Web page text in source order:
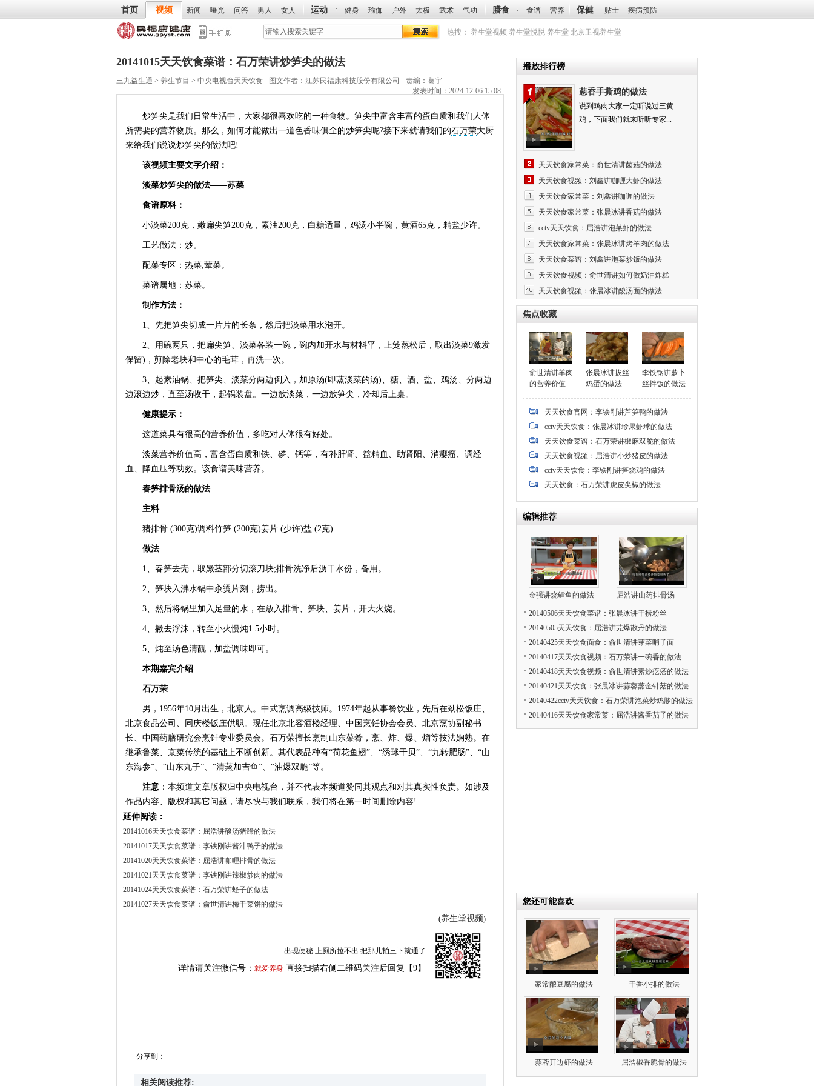
首页 视频 新闻 曝光 问答 男人 女人 运动 健身 瑜伽 户外 太极 武术 气功 膳食 食谱 营养 保健 贴士 疾病预防
热搜： 养生堂视频 养生堂悦悦 养生堂 北京卫视养生堂
20141015天天饮食菜谱：石万荣讲炒笋尖的做法
三九益生通 > 养生节目 > 中央电视台天天饮食 图文作者： 江苏民福康科技股份有限公司
责编：葛宇
发表时间：2024-12-06 15:08
炒笋尖是我们日常生活中，大家都很喜欢吃的一种食物。笋尖中富含丰富的蛋白质和我们人体
所需要的营养物质。那么，如何才能做出一道色香味俱全的炒笋尖呢?接下来就请我们的石万荣大厨
来给我们说说炒笋尖的做法吧!
该视频主要文字介绍：
淡菜炒笋尖的做法——苏菜
食谱原料：
小淡菜200克，嫩扁尖笋200克，素油200克，白糖适量，鸡汤小半碗，黄酒65克，精盐少许。
工艺做法：炒。
配菜专区：热菜;荤菜。
菜谱属地：苏菜。
制作方法：
1、先把笋尖切成一片片的长条，然后把淡菜用水泡开。
2、用碗两只，把扁尖笋、淡菜各装一碗，碗内加开水与材料平，上笼蒸松后，取出淡菜9激发
保留)，剪除老块和中心的毛茸，再洗一次。
3、起素油锅、把笋尖、淡菜分两边倒入，加原汤(即蒸淡菜的汤)、糖、酒、盐、鸡汤、分两边
边滚边炒，直至汤收干，起锅装盘。一边放淡菜，一边放笋尖，冷却后上桌。
健康提示：
这道菜具有很高的营养价值，多吃对人体很有好处。
淡菜营养价值高，富含蛋白质和铁、磷、钙等，有补肝肾、益精血、助肾阳、消瘿瘤、调经
血、降血压等功效。该食谱美味营养。
春笋排骨汤的做法
主料
猪排骨 (300克)调料竹笋 (200克)姜片 (少许)盐 (2克)
做法
1、春笋去壳，取嫩茎部分切滚刀块;排骨洗净后沥干水份，备用。
2、笋块入沸水锅中汆烫片刻，捞出。
3、然后将锅里加入足量的水，在放入排骨、笋块、姜片，开大火烧。
4、撇去浮沫，转至小火慢炖1.5小时。
5、炖至汤色清靓，加盐调味即可。
本期嘉宾介绍
石万荣
男，1956年10月出生，北京人。中式烹调高级技师。1974年起从事餐饮业，先后在劲松饭庄、
北京食品公司、同庆楼饭庄供职。现任北京北容酒楼经理、中国烹饪协会会员、北京烹协副秘书
长、中国药膳研究会烹饪专业委员会。石万荣擅长烹制山东菜肴，烹、炸、爆、熘等技法娴熟。在
继承鲁菜、京菜传统的基础上不断创新。其代表品种有“荷花鱼翅”、“绣球干贝”、“九转肥肠”、“山
东海参”、“山东丸子”、“清蒸加吉鱼”、“油爆双脆”等。
注意 ：本频道文章版权归中央电视台，并不代表本频道赞同其观点和对其真实性负责。如涉及
作品内容、版权和其它问题，请尽快与我们联系，我们将在第一时间删除内容!
延伸阅读：
20141016天天饮食菜谱：屈浩讲酸汤猪蹄的做法
20141017天天饮食菜谱：李铁刚讲酱汁鸭子的做法
20141020天天饮食菜谱：屈浩讲咖喱排骨的做法
20141021天天饮食菜谱：李铁刚讲辣椒炒肉的做法
20141024天天饮食菜谱：石万荣讲蛏子的做法
20141027天天饮食菜谱：俞世清讲梅干菜饼的做法
(养生堂视频)
出现便秘 上厕所拉不出 把那儿拍三下就通了
详情请关注微信号： 就爱养身 直接扫描右侧二维码关注后回复【9】
分享到：
相关阅读推荐:
播放排行榜
葱香手撕鸡的做法
说到鸡肉大家一定听说过三黄
鸡，下面我们就来听听专家...
天天饮食家常菜：俞世清讲菌菇的做法
天天饮食视频：刘鑫讲咖喱大虾的做法
天天饮食家常菜：刘鑫讲咖喱的做法
天天饮食家常菜：张晨冰讲香菇的做法
cctv天天饮食：屈浩讲泡菜虾的做法
天天饮食家常菜：张晨冰讲烤羊肉的做法
天天饮食菜谱：刘鑫讲泡菜炒饭的做法
天天饮食视频：俞世清讲如何做奶油炸糕
天天饮食视频：张晨冰讲酸汤面的做法
焦点收藏
俞世清讲羊肉
的营养价值
张晨冰讲拔丝
鸡蛋的做法
李铁钢讲萝卜
丝拌饭的做法
天天饮食官网：李铁刚讲芦笋鸭的做法
cctv天天饮食：张晨冰讲珍果虾球的做法
天天饮食菜谱：石万荣讲椒麻双脆的做法
天天饮食视频：屈浩讲小炒猪皮的做法
cctv天天饮食：李铁刚讲笋烧鸡的做法
天天饮食：石万荣讲虎皮尖椒的做法
编辑推荐
金强讲烧鳕鱼的做法 屈浩讲山药排骨汤
20140506天天饮食菜谱：张晨冰讲干捞粉丝
20140505天天饮食：屈浩讲芫爆散丹的做法
20140425天天饮食面食：俞世清讲芽菜哨子面
20140417天天饮食视频：石万荣讲一碗香的做法
20140418天天饮食视频：俞世清讲素炒疙瘩的做法
20140421天天饮食：张晨冰讲蒜蓉蒸金针菇的做法
20140422cctv天天饮食：石万荣讲泡菜炒鸡胗的做法
20140416天天饮食家常菜：屈浩讲酱香茄子的做法
您还可能喜欢
家常酿豆腐的做法 干香小排的做法
蒜蓉开边虾的做法 屈浩椒香脆骨的做法